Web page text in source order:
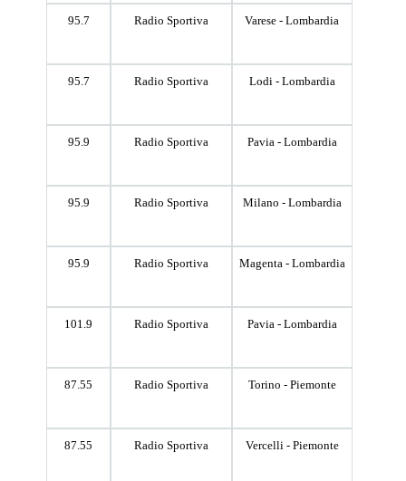
95.7 Radio Sportiva Varese - Lombardia
95.7 Radio Sportiva Lodi - Lombardia
95.9 Radio Sportiva Pavia - Lombardia
95.9 Radio Sportiva Milano - Lombardia
95.9 Radio Sportiva Magenta - Lombardia
101.9 Radio Sportiva Pavia - Lombardia
87.55 Radio Sportiva Torino - Piemonte
87.55 Radio Sportiva Vercelli - Piemonte